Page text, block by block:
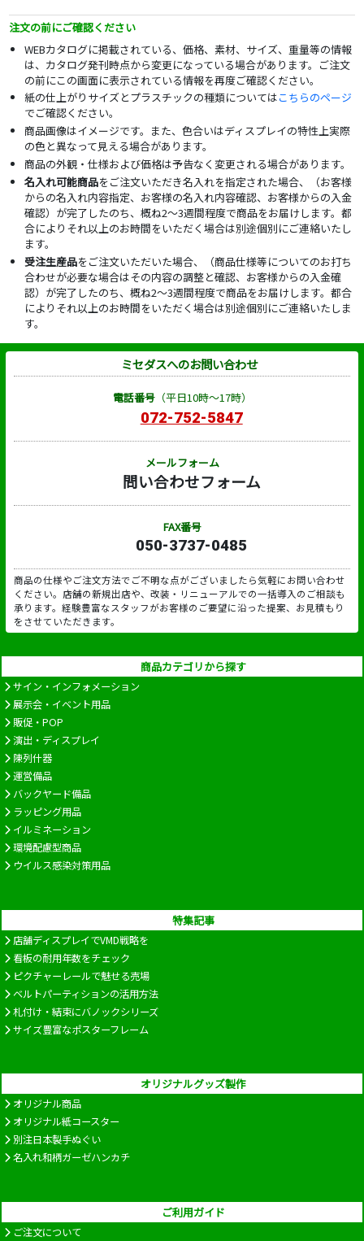
注文の前にご確認ください
WEBカタログに掲載されている、価格、素材、サイズ、重量等の情報
は、カタログ発刊時点から変更になっている場合があります。ご注文
の前にこの画面に表示されている情報を再度ご確認ください。
紙の仕上がりサイズとプラスチックの種類についてはこちらのページ
でご確認ください。
商品画像はイメージです。また、色合いはディスプレイの特性上実際
の色と異なって見える場合があります。
商品の外観・仕様および価格は予告なく変更される場合があります。
名入れ可能商品をご注文いただき名入れを指定された場合、（お客様
からの名入れ内容指定、お客様の名入れ内容確認、お客様からの入金
確認）が完了したのち、概ね2～3週間程度で商品をお届けします。都
合によりそれ以上のお時間をいただく場合は別途個別にご連絡いたし
ます。
受注生産品をご注文いただいた場合、（商品仕様等についてのお打ち
合わせが必要な場合はその内容の調整と確認、お客様からの入金確
認）が完了したのち、概ね2～3週間程度で商品をお届けします。都合
によりそれ以上のお時間をいただく場合は別途個別にご連絡いたしま
す。
ミセダスへのお問い合わせ
電話番号（平日10時～17時）
072-752-5847
メールフォーム
問い合わせフォーム
FAX番号
050-3737-0485
商品の仕様やご注文方法でご不明な点がございましたら気軽にお問い合わせ
ください。店舗の新規出店や、改装・リニューアルでの一括導入のご相談も
承ります。経験豊富なスタッフがお客様のご要望に沿った提案、お見積もり
をさせていただきます。
商品カテゴリから探す
サイン・インフォメーション
展示会・イベント用品
販促・POP
演出・ディスプレイ
陳列什器
運営備品
バックヤード備品
ラッピング用品
イルミネーション
環境配慮型商品
ウイルス感染対策用品
特集記事
店舗ディスプレイでVMD戦略を
看板の耐用年数をチェック
ピクチャーレールで魅せる売場
ベルトパーティションの活用方法
札付け・結束にバノックシリーズ
サイズ豊富なポスターフレーム
オリジナルグッズ製作
オリジナル商品
オリジナル紙コースター
別注日本製手ぬぐい
名入れ和柄ガーゼハンカチ
ご利用ガイド
ご注文について